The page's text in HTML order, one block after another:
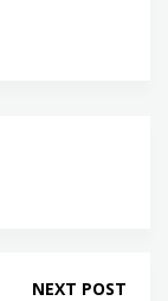
NEXT POST